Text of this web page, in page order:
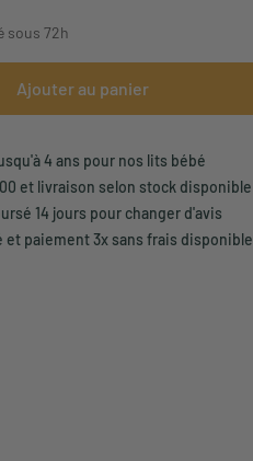
sous 72h
Ajouter au panier
4 ans pour nos lits bébé
et livraison selon stock disponible
14 jours pour changer d'avis
et paiement 3x sans frais disponible